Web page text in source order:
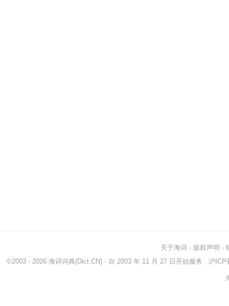
关于海词 - 版权声明 -
©2003 - 2026 海词词典(Dict.CN) - 自 2003 年 11 月 27 日开始服务 沪ICP